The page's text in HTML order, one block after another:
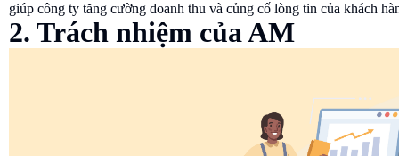
giúp công ty tăng cường doanh thu và củng cố lòng tin của khách
2. Trách nhiệm của AM